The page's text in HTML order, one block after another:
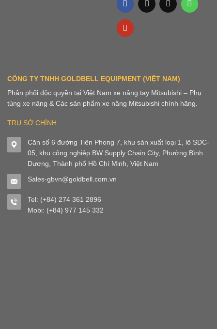
CÔNG TY TNHH GOLDBELL EQUIPMENT (VIỆT NAM)
Phân phối độc quyền tại Việt Nam xe nâng tay Mitsubishi – Phụ
tùng xe nâng & Các sản phẩm xe nâng Mitsubishi chính hãng.
TRỤ SỞ CHÍNH:
Căn số 6 đường Tiên Phong 7, khu sản xuất loại 1, lô SDC-
05, khu công nghiệp BW Supply Chain City, Phường Bình
Dương, Thành phố Hồ Chí Minh, Việt Nam
Sales-gbvn@goldbell.com.vn
Tel: (+84) 274 361 2896
Mobi: (+84) 977 145 332